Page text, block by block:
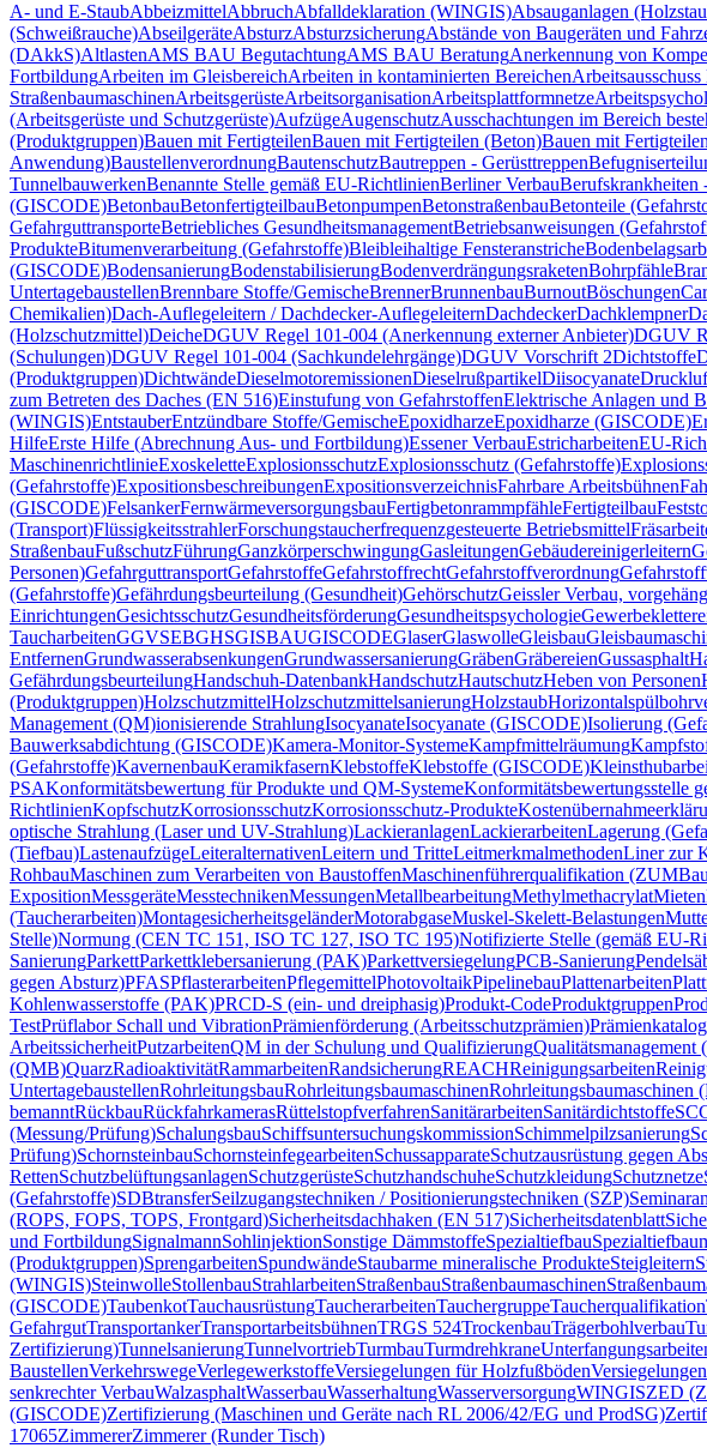
A- und E-StaubAbbeizmittelAbbruchAbfalldeklaration (WINGIS)Absauganlagen
(Schweißrauche)AbseilgeräteAbsturzAbsturzsicherungAbstände von Baugeräten und
(DAkkS)AltlastenAMS BAU BegutachtungAMS BAU BeratungAnerkennung von
FortbildungArbeiten im GleisbereichArbeiten in kontaminierten Bereichen
StraßenbaumaschinenArbeitsgerüsteArbeitsorganisationArbeitsplattformnetze
(Arbeitsgerüste und Schutzgerüste)AufzügeAugenschutzAusschachtungen im Bereich
(Produktgruppen)Bauen mit FertigteilenBauen mit Fertigteilen (Beton)Bauen mit
Anwendung)BaustellenverordnungBautenschutzBautreppen - Gerüsttreppen
TunnelbauwerkenBenannte Stelle gemäß EU-RichtlinienBerliner VerbauBerufskrankheiten
(GISCODE)BetonbauBetonfertigteilbauBetonpumpenBetonstraßenbauBetonteile
GefahrguttransporteBetriebliches GesundheitsmanagementBetriebsanweisungen
ProdukteBitumenverarbeitung (Gefahrstoffe)Bleibleihaltige Fensteranstriche
(GISCODE)BodensanierungBodenstabilisierungBodenverdrängungsraketenBohrpfähle
UntertagebaustellenBrennbare Stoffe/GemischeBrennerBrunnenbauBurnoutBöschungen
Chemikalien)Dach-Auflegeleitern / Dachdecker-AuflegeleiternDachdeckerDachklempner
(Holzschutzmittel)DeicheDGUV Regel 101-004 (Anerkennung externer Anbieter)DGUV
(Schulungen)DGUV Regel 101-004 (Sachkundelehrgänge)DGUV Vorschrift 2Dichtstoffe
(Produktgruppen)DichtwändeDieselmotoremissionenDieselrußpartikelDiisocyanate
zum Betreten des Daches (EN 516)Einstufung von GefahrstoffenElektrische Anlagen und
(WINGIS)EntstauberEntzündbare Stoffe/GemischeEpoxidharzeEpoxidharze (GISCODE)
HilfeErste Hilfe (Abrechnung Aus- und Fortbildung)Essener VerbauEstricharbeitenEU-
MaschinenrichtlinieExoskeletteExplosionsschutzExplosionsschutz (Gefahrstoffe)
(Gefahrstoffe)ExpositionsbeschreibungenExpositionsverzeichnisFahrbare Arbeitsbühnen
(GISCODE)FelsankerFernwärmeversorgungsbauFertigbetonrammpfähleFertigteilbau
(Transport)FlüssigkeitsstrahlerForschungstaucherfrequenzgesteuerte Betriebsmittel
StraßenbauFußschutzFührungGanzkörperschwingungGasleitungenGebäudereinigerleitern
Personen)GefahrguttransportGefahrstoffeGefahrstoffrechtGefahrstoffverordnung
(Gefahrstoffe)Gefährdungsbeurteilung (Gesundheit)GehörschutzGeissler Verbau,
EinrichtungenGesichtsschutzGesundheitsförderungGesundheitspsychologie
TaucharbeitenGGVSEBGHSGISBAUGISCODEGlaserGlaswolleGleisbau
EntfernenGrundwasserabsenkungenGrundwassersanierungGräbenGräbereienGussasphalt
GefährdungsbeurteilungHandschuh-DatenbankHandschutzHautschutzHeben von Personen
(Produktgruppen)HolzschutzmittelHolzschutzmittelsanierungHolzstaub
Management (QM)ionisierende StrahlungIsocyanateIsocyanate (GISCODE)Isolierung
Bauwerksabdichtung (GISCODE)Kamera-Monitor-SystemeKampfmittelräumung
(Gefahrstoffe)KavernenbauKeramikfasernKlebstoffeKlebstoffe (GISCODE)
PSAKonformitätsbewertung für Produkte und QM-SystemeKonformitätsbewertungsstelle
RichtlinienKopfschutzKorrosionsschutzKorrosionsschutz-Produkte
optische Strahlung (Laser und UV-Strahlung)LackieranlagenLackierarbeitenLagerung
(Tiefbau)LastenaufzügeLeiteralternativenLeitern und TritteLeitmerkmalmethodenLiner zur
RohbauMaschinen zum Verarbeiten von BaustoffenMaschinenführerqualifikation
ExpositionMessgeräteMesstechnikenMessungenMetallbearbeitungMethylmethacrylatMieten
(Taucherarbeiten)MontagesicherheitsgeländerMotorabgaseMuskel-Skelett-Belastungen
Stelle)Normung (CEN TC 151, ISO TC 127, ISO TC 195)Notifizierte Stelle (gemäß EU-
SanierungParkettParkettklebersanierung (PAK)ParkettversiegelungPCB-Sanierung
gegen Absturz)PFASPflasterarbeitenPflegemittelPhotovoltaikPipelinebauPlattenarbeiten
Kohlenwasserstoffe (PAK)PRCD-S (ein- und dreiphasig)Produkt-CodeProduktgruppen
TestPrüflabor Schall und VibrationPrämienförderung (Arbeitsschutzprämien)
ArbeitssicherheitPutzarbeitenQM in der Schulung und QualifizierungQualitätsmanagement
(QMB)QuarzRadioaktivitätRammarbeitenRandsicherungREACHReinigungsarbeiten
UntertagebaustellenRohrleitungsbauRohrleitungsbaumaschinenRohrleitungsbaumaschinen
bemanntRückbauRückfahrkamerasRüttelstopfverfahrenSanitärarbeitenSanitärdichtstoffe
(Messung/Prüfung)SchalungsbauSchiffsuntersuchungskommissionSchimmelpilzsanierung
Prüfung)SchornsteinbauSchornsteinfegearbeitenSchussapparateSchutzausrüstung gegen
RettenSchutzbelüftungsanlagenSchutzgerüsteSchutzhandschuheSchutzkleidungSchutznetze
(Gefahrstoffe)SDBtransferSeilzugangstechniken / Positionierungstechniken (SZP)
(ROPS, FOPS, TOPS, Frontgard)Sicherheitsdachhaken (EN 517)Sicherheitsdatenblatt
und FortbildungSignalmannSohlinjektionSonstige DämmstoffeSpezialtiefbau
(Produktgruppen)SprengarbeitenSpundwändeStaubarme mineralische ProdukteSteigleitern
(WINGIS)SteinwolleStollenbauStrahlarbeitenStraßenbauStraßenbaumaschinen
(GISCODE)TaubenkotTauchausrüstungTaucherarbeitenTauchergruppeTaucherqualifikation
GefahrgutTransportankerTransportarbeitsbühnenTRGS 524TrockenbauTrägerbohlverbau
Zertifizierung)TunnelsanierungTunnelvortriebTurmbauTurmdrehkrane
BaustellenVerkehrswegeVerlegewerkstoffeVersiegelungen für Holzfußböden
senkrechter VerbauWalzasphaltWasserbauWasserhaltungWasserversorgungWINGISZED
(GISCODE)Zertifizierung (Maschinen und Geräte nach RL 2006/42/EG und ProdSG)
17065ZimmererZimmerer (Runder Tisch)